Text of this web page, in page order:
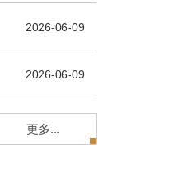
2026-06-09
2026-06-09
更多...